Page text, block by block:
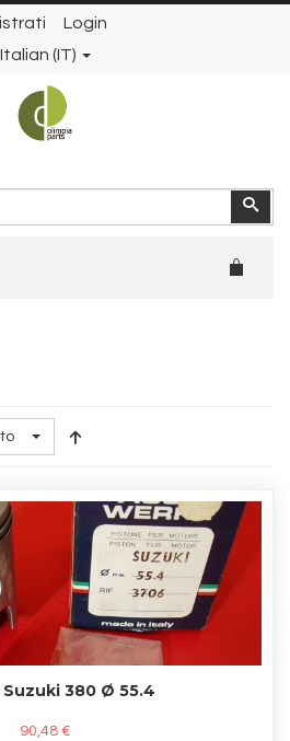
Login
Italian (IT)
380 Ø 55.4
90,48 €